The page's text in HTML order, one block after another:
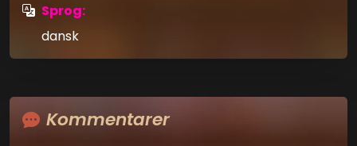
Sprog:
dansk
Kommentarer